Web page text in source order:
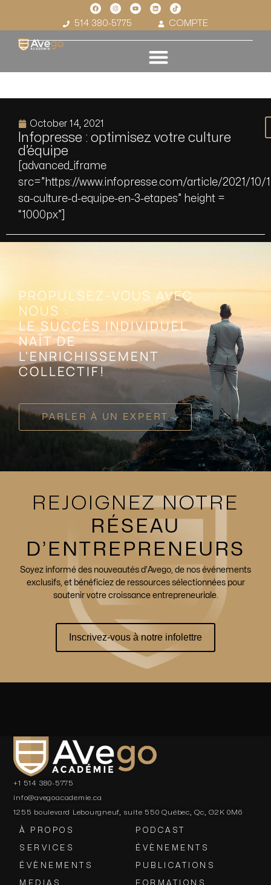
514 380-5775 COMPTE
October 14, 2021
Infopresse : optimisez votre culture
d’équipe
[advanced_iframe
src=”https://www.infopresse.com/article/2021/10/
sa-culture-d-equipe-en-3-etapes” height =
“1000px”]
PROPULSEZ-VOUS AVEC
NOUS :
LE SUCCÈS INDIVIDUEL
NAÎT DE
L'ENRICHISSEMENT
COLLECTIF!
PARLER À UN EXPERT
REJOIGNEZ NOTRE
RÉSEAU
D’ENTREPRENEURS
Soyez informé des nouveautés d’Avego, de nos événements
exclusifs, et bénéficiez de ressources sélectionnées pour
soutenir votre croissance entrepreneuriale.
Inscrivez-vous à notre infolettre
+1 514 380-5775
info@avegoacademie.ca
1255 boulevard Lebourgneuf, suite 550 Québec, Qc, G2K 0M6
À PROPOS
SERVICES
ÉVÈNEMENTS
MEDIAS
PODCAST
ÉVÈNEMENTS
PUBLICATIONS
FORMATIONS